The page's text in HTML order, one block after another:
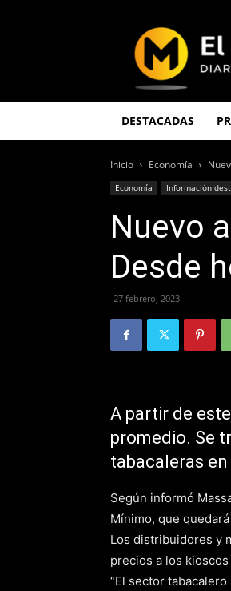
DESTACADAS
Inicio Economía
Economía Información
Nuevo
Desde
27 febrero, 2023
A partir de
promedio. Se
tabacaleras
Según informó
Mínimo, que
Los distribuidores y
precios a los
“El sector